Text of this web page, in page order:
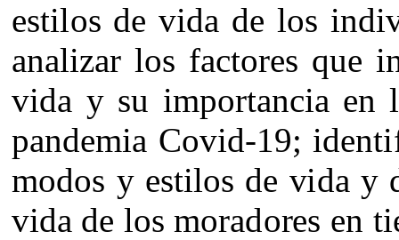
estilos de vida de los indi
analizarlos factores que i
vida y su importancia enl
pandemia Covid-19; identi
modos y estilos de vida y
vida de los moradores en ti